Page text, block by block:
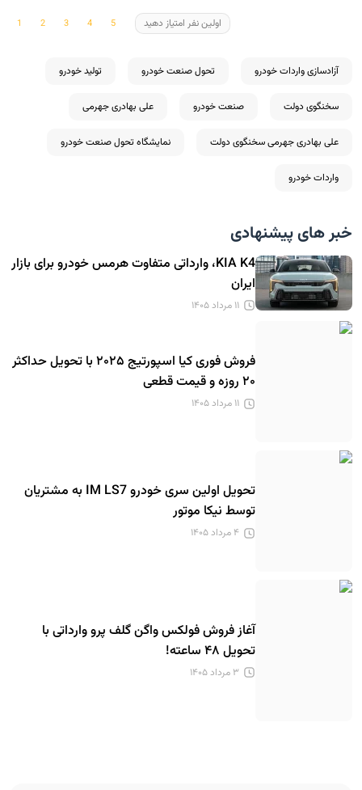
اولین نفر امتیاز دهید
آزادسازی واردات خودرو تحول صنعت خودرو تولید خودرو
سخنگوی دولت صنعت خودرو علی بهادری جهرمی
علی بهادری جهرمی سخنگوی دولت نمایشگاه تحول صنعت خودرو
واردات خودرو
خبر های پیشنهادی
KIA K4، وارداتی متفاوت هرمس خودرو برای بازار
ایران
۱۱ مرداد ۱۴۰۵
فروش فوری کیا اسپورتیج ۲۰۲۵ با تحویل حداکثر
۲۰ روزه و قیمت قطعی
۱۱ مرداد ۱۴۰۵
تحویل اولین سری خودرو IM LS7 به مشتریان
توسط نیکا موتور
۴ مرداد ۱۴۰۵
آغاز فروش فولکس واگن گلف پرو وارداتی با
تحویل ۴۸ ساعته!
۳ مرداد ۱۴۰۵